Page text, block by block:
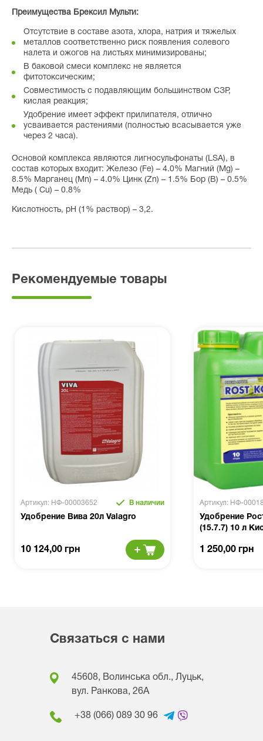
Преимущества Брексил Мульти:
Отсутствие в составе азота, хлора, натрия и тяжелых
металлов соответственно риск появления солевого
налета и ожогов на листьях минимизированы;
В баковой смеси комплекс не является
фитотоксическим;
Совместимость с подавляющим большинством СЗР,
кислая реакция;
Удобрение имеет эффект прилипателя, отлично
усваивается растениями (полностью всасывается уже
через 2 часа).
Основой комплекса являются лигносульфонаты (LSA), в
состав которых входит: Железо (Fe) – 4.0% Магний (Mg) –
8.5% Марганец (Mn) – 4.0% Цинк (Zn) – 1.5% Бор (B) – 0.5%
Медь ( Cu) – 0.8%
Кислотность, рН (1% раствор) – 3,2.
Рекомендуемые товары
Артикул: НФ-00003652 В наличии
Удобрение Вива 20л Valagro
10 124,00 грн
Артикул: НФ-
Удобрение
(15.7.7) 10 л
1 250,00 грн
Связаться с нами
45608, Волинська обл., Луцьк,
вул. Ранкова, 26A
+38 (066) 089 30 96